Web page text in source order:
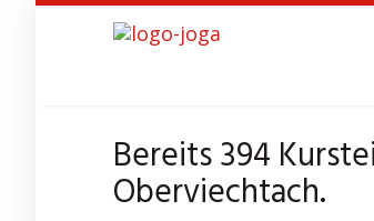
Bereits 394
Oberviechtach.